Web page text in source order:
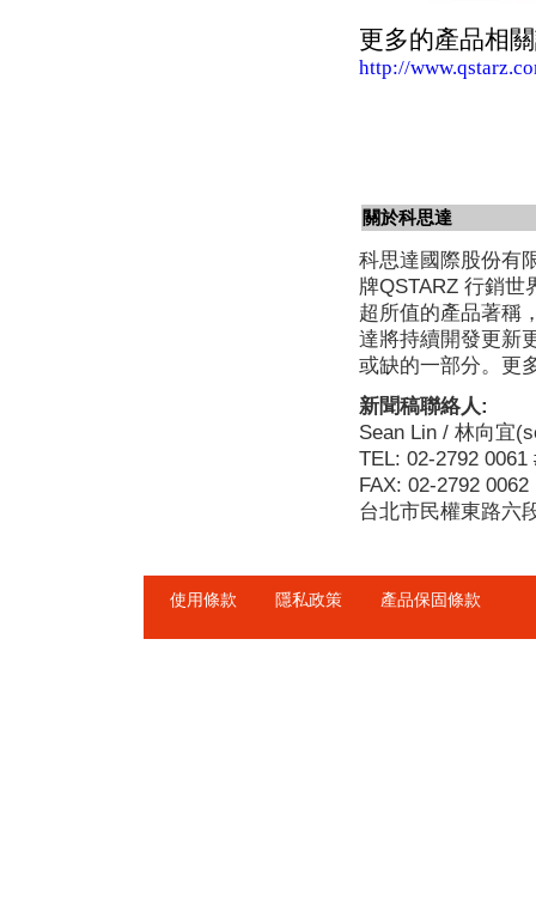
更多的產品相
http://
關於科思達
科思達國際股份有
牌QSTARZ 行銷
超所值的產品著稱
達將持續開發更新
或缺的一部分。更
新聞稿聯絡人:
Sean Lin / 林向宜
TEL: 02-2792 0061
FAX: 02-2792 0062
台北市民權東路六
使用條款 隱私政策 產品保固條款